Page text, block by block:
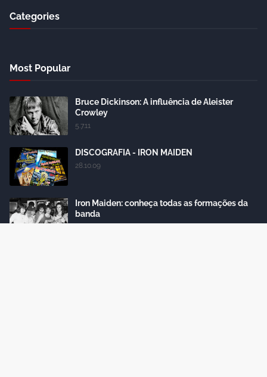
Categories
Most Popular
Bruce Dickinson: A influência de Aleister
Crowley
5.7.11
DISCOGRAFIA - IRON MAIDEN
28.10.09
Iron Maiden: conheça todas as formações da
banda